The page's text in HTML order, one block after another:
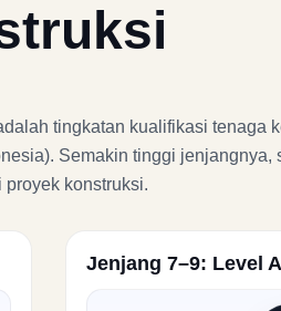
tingkatan kualifikasi tenaga
Semakin tinggi jenjangnya,
konstruksi.
Jenjang 7–9: Level